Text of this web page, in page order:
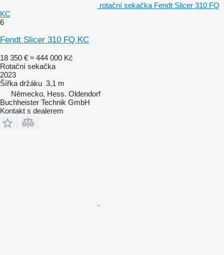
rotační sekačka Fendt Slicer 310 FQ
KC
6
Fendt Slicer 310 FQ KC
18 350 € ≈ 444 000 Kč
Rotační sekačka
2023
Šířka držáku 3,1 m
Německo, Hess. Oldendorf
Buchheister Technik GmbH
Kontakt s dealerem